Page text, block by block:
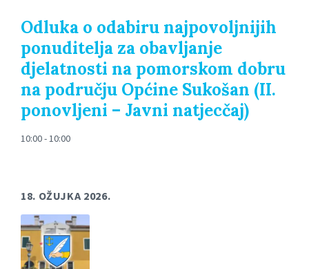
Odluka o odabiru najpovoljnijih
ponuditelja za obavljanje
djelatnosti na pomorskom dobru
na području Općine Sukošan (II.
ponovljeni – Javni natjecčaj)
10:00 - 10:00
18. OŽUJKA 2026.